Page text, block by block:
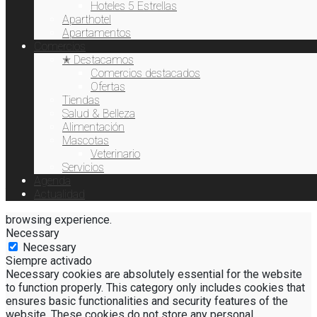
Hoteles 5 Estrellas
Aparthotel
Apartamentos
Comercios
✭ Destacamos
Comercios destacados
Ofertas
Tiendas
Salud & Belleza
Alimentación
Mascotas
Veterinario
Servicios
Agenda
Actualidad
Cerrar
Privacy Overview
This website uses cookies to improve your experience while
you navigate through the website. Out of these, the cookies
that are categorized as necessary are stored on your browser
as they are essential for the working of basic functionalities
of the website. We also use third-party cookies that help us
analyze and understand how you use this website. These
cookies will be stored in your browser only with your consent.
You also have the option to opt-out of these cookies. But
browsing experience.
Necessary
Necessary
Siempre activado
Necessary cookies are absolutely essential for the website
to function properly. This category only includes cookies that
ensures basic functionalities and security features of the